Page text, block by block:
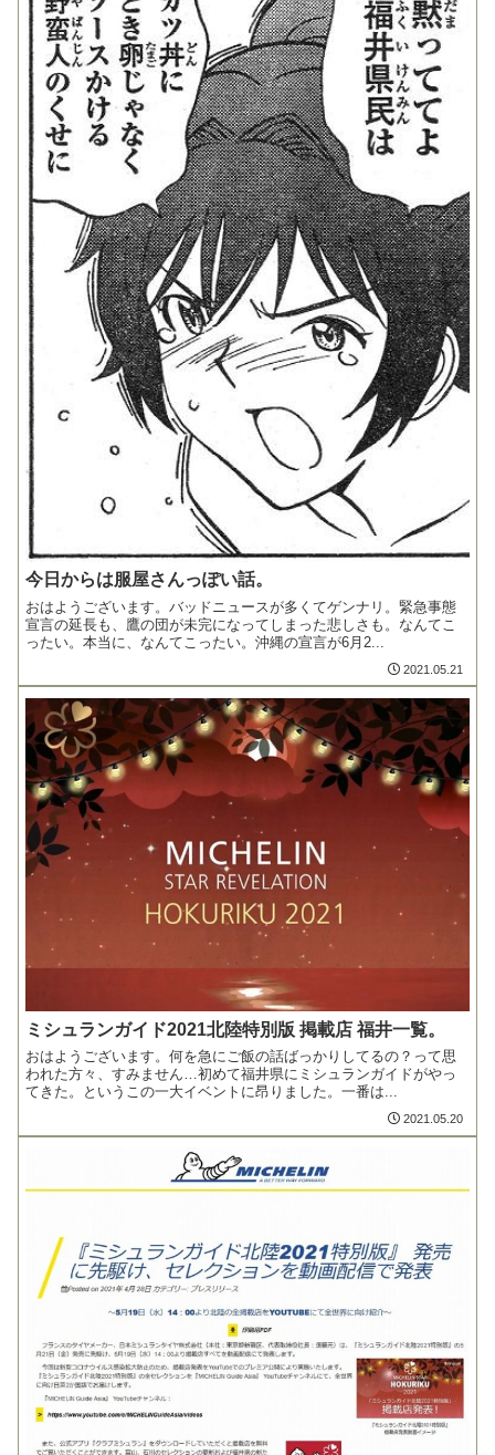
今日からは服屋さんっぽい話。
おはようございます。バッドニュースが多くてゲンナリ。緊急事態
宣言の延長も、鷹の団が未完になってしまった悲しさも。なんてこ
ったい。本当に、なんてこったい。沖縄の宣言が6月2...
2021.05.21
ミシュランガイド2021北陸特別版 掲載店 福井一覧。
おはようございます。何を急にご飯の話ばっかりしてるの？って思
われた方々、すみません…初めて福井県にミシュランガイドがやっ
てきた。というこの一大イベントに昂りました。一番は...
2021.05.20